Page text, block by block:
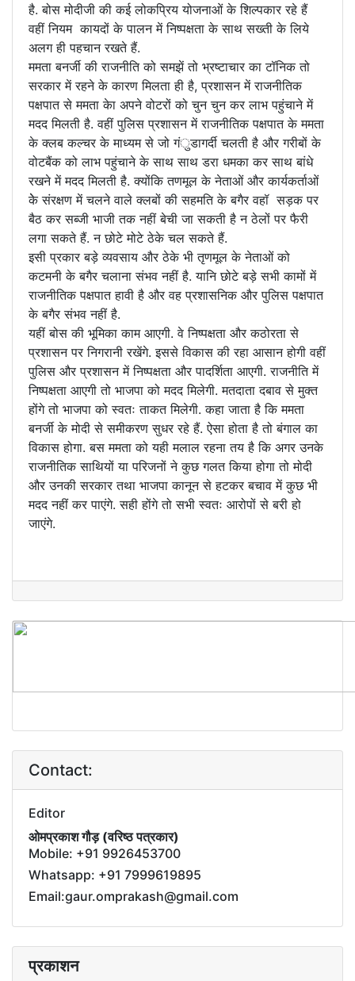
है. बोस मोदीजी की कई लोकप्रिय योजनाओं के शिल्पकार रहे हैं
वहीं नियम कायदों के पालन में निष्पक्षता के साथ सख्ती के लिये
अलग ही पहचान रखते हैं.
ममता बनर्जी की राजनीति को समझें तो भ्रष्टाचार का टॉनिक तो
सरकार में रहने के कारण मिलता ही है, प्रशासन में राजनीतिक
पक्षपात से ममता केा अपने वोटरों को चुन चुन कर लाभ पहुंचाने में
मदद मिलती है. वहीं पुलिस प्रशासन में राजनीतिक पक्षपात के ममता
के क्लब कल्चर के माध्यम से जो गंुडागर्दी चलती है और गरीबों के
वोटबैंक को लाभ पहुंचाने के साथ साथ डरा धमका कर साथ बांधे
रखने में मदद मिलती है. क्योंकि तणमूल के नेताओं और कार्यकर्ताओं
केे संरक्षण में चलने वाले क्लबों की सहमति के बगैर वहॉ सड़क पर
बैठ कर सब्जी भाजी तक नहीं बेची जा सकती है न ठेलों पर फैरी
लगा सकते हैं. न छोटे मोटे ठेके चल सकते हैं.
इसी प्रकार बड़े व्यवसाय और ठेके भी तृणमूल के नेताओं को
कटमनी के बगैर चलाना संभव नहीं है. यानि छोटे बड़े सभी कामों में
राजनीतिक पक्षपात हावी है और वह प्रशासनिक और पुलिस पक्षपात
के बगैर संभव नहीं है.
यहीं बोस की भूमिका काम आएगी. वे निष्पक्षता और कठोरता से
प्रशासन पर निगरानी रखेंगे. इससे विकास की रहा आसान होगी वहीं
पुलिस और प्रशासन में निष्पक्षता और पादर्शिता आएगी. राजनीति में
निष्पक्षता आएगी तो भाजपा को मदद मिलेगी. मतदाता दबाव से मुक्त
होंगे तो भाजपा को स्वतः ताकत मिलेगी. कहा जाता है कि ममता
बनर्जी के मोदी से समीकरण सुधर रहे हैं. ऐसा होता है तो बंगाल का
विकास होगा. बस ममता को यही मलाल रहना तय है कि अगर उनके
राजनीतिक साथियों या परिजनों ने कुछ गलत किया होगा तो मोदी
और उनकी सरकार तथा भाजपा कानून से हटकर बचाव में कुछ भी
मदद नहीं कर पाएंगे. सही होंगे तो सभी स्वतः आरोपों से बरी हो
जाएंगे.
Contact:
Editor
ओमप्रकाश गौड़ (वरिष्ठ पत्रकार)
Mobile: +91 9926453700
Whatsapp: +91 7999619895
Email:gaur.omprakash@gmail.com
प्रकाशन